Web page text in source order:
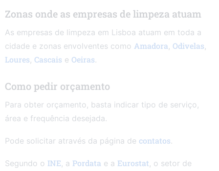
Zonas onde as empresas de limpeza atuam
As empresas de limpeza em Lisboa atuam em toda a
cidade e zonas envolventes como Amadora, Odivelas,
Loures, Cascais e Oeiras.
Como pedir orçamento
Para obter orçamento, basta indicar tipo de serviço,
área e frequência desejada.
Pode solicitar através da página de contatos.
Segundo o INE, a Pordata e a Eurostat, o setor de